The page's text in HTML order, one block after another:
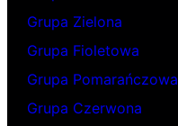
Grupa Zielona
Grupa Fioletowa
Grupa Pomarańczowa
Grupa Czerwona